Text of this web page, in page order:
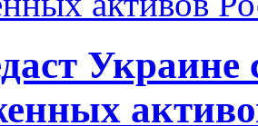
Украине